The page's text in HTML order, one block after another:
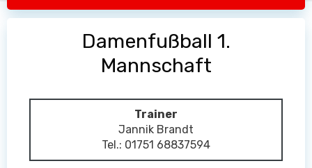
Damenfußball 1.
Mannschaft
Trainer
Jannik Brandt
Tel.: 01751 68837594